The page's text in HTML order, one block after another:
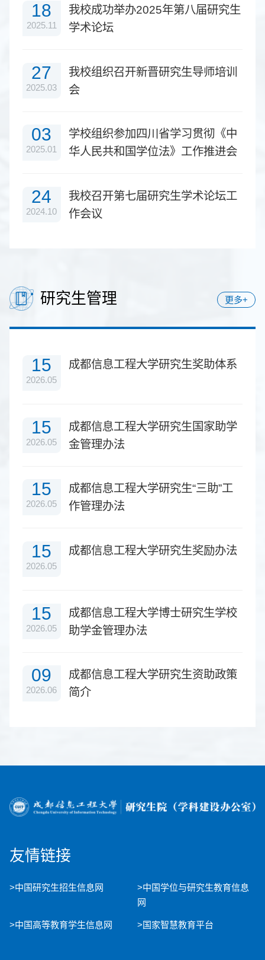
18
2025.11
我校成功举办2025年第八届研究生
学术论坛
27
2025.03
我校组织召开新晋研究生导师培训
会
03
2025.01
学校组织参加四川省学习贯彻《中
华人民共和国学位法》工作推进会
24
2024.10
我校召开第七届研究生学术论坛工
作会议
研究生管理 更多+
15
2026.05
成都信息工程大学研究生奖助体系
15
2026.05
成都信息工程大学研究生国家助学
金管理办法
15
2026.05
成都信息工程大学研究生“三助”工
作管理办法
15
2026.05
成都信息工程大学研究生奖励办法
15
2026.05
成都信息工程大学博士研究生学校
助学金管理办法
09
2026.06
成都信息工程大学研究生资助政策
简介
友情链接
>中国研究生招生信息网
>中国学位与研究生教育信息
网
>中国高等教育学生信息网 >国家智慧教育平台